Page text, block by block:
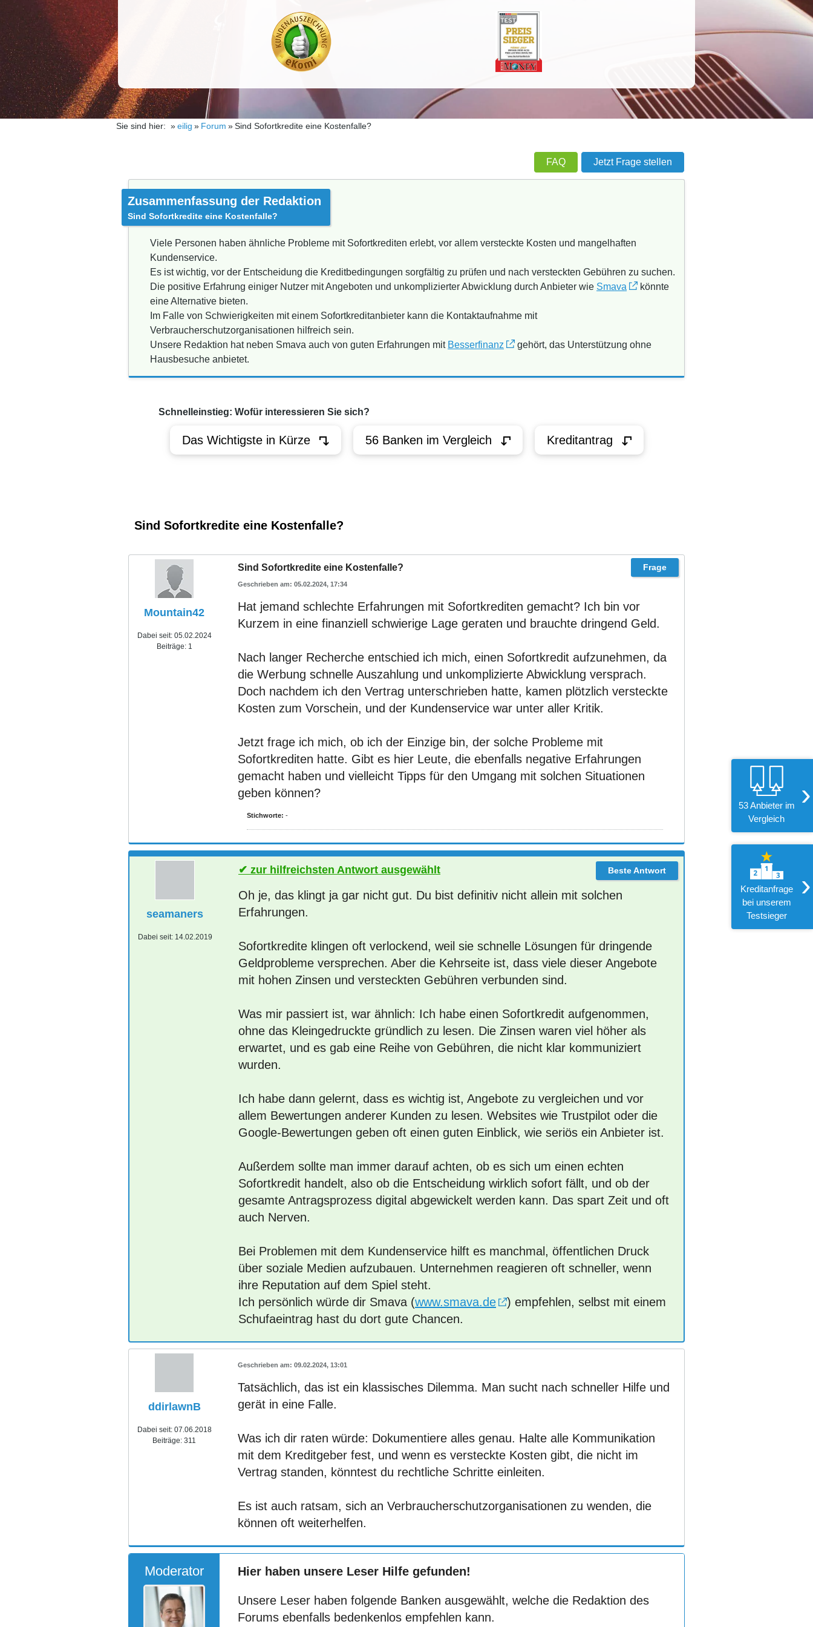
53 Anbieter im
Vergleich
›
Kreditanfrage
bei unserem
Testsieger
›
Sie sind hier: eilig Forum Sind Sofortkredite eine Kostenfalle?
FAQ Jetzt Frage stellen
Zusammenfassung der Redaktion
Sind Sofortkredite eine Kostenfalle?
Viele Personen haben ähnliche Probleme mit Sofortkrediten erlebt, vor allem versteckte Kosten und mangelhaften
Kundenservice.
Es ist wichtig, vor der Entscheidung die Kreditbedingungen sorgfältig zu prüfen und nach versteckten Gebühren zu suchen.
Die positive Erfahrung einiger Nutzer mit Angeboten und unkomplizierter Abwicklung durch Anbieter wie Smava
könnte
eine Alternative bieten.
Im Falle von Schwierigkeiten mit einem Sofortkreditanbieter kann die Kontaktaufnahme mit
Verbraucherschutzorganisationen hilfreich sein.
Unsere Redaktion hat neben Smava auch von guten Erfahrungen mit Besserfinanz
gehört, das Unterstützung ohne
Hausbesuche anbietet.
Schnelleinstieg: Wofür interessieren Sie sich?
Das Wichtigste in Kürze 56 Banken im Vergleich Kreditantrag
Sind Sofortkredite eine Kostenfalle?
Mountain42
Dabei seit: 05.02.2024
Beiträge: 1
Sind Sofortkredite eine Kostenfalle?
05.02.2024, 17:34
Hat jemand schlechte Erfahrungen mit Sofortkrediten gemacht? Ich bin vor
Kurzem in eine finanziell schwierige Lage geraten und brauchte dringend Geld.
Nach langer Recherche entschied ich mich, einen Sofortkredit aufzunehmen, da
die Werbung schnelle Auszahlung und unkomplizierte Abwicklung versprach.
Doch nachdem ich den Vertrag unterschrieben hatte, kamen plötzlich versteckte
Kosten zum Vorschein, und der Kundenservice war unter aller Kritik.
Jetzt frage ich mich, ob ich der Einzige bin, der solche Probleme mit
Sofortkrediten hatte. Gibt es hier Leute, die ebenfalls negative Erfahrungen
gemacht haben und vielleicht Tipps für den Umgang mit solchen Situationen
geben können?
Stichworte: -
seamaners
Dabei seit: 14.02.2019
zur hilfreichsten Antwort ausgewählt
Oh je, das klingt ja gar nicht gut. Du bist definitiv nicht allein mit solchen
Erfahrungen.
Sofortkredite klingen oft verlockend, weil sie schnelle Lösungen für dringende
Geldprobleme versprechen. Aber die Kehrseite ist, dass viele dieser Angebote
mit hohen Zinsen und versteckten Gebühren verbunden sind.
Was mir passiert ist, war ähnlich: Ich habe einen Sofortkredit aufgenommen,
ohne das Kleingedruckte gründlich zu lesen. Die Zinsen waren viel höher als
erwartet, und es gab eine Reihe von Gebühren, die nicht klar kommuniziert
wurden.
Ich habe dann gelernt, dass es wichtig ist, Angebote zu vergleichen und vor
allem Bewertungen anderer Kunden zu lesen. Websites wie Trustpilot oder die
Google-Bewertungen geben oft einen guten Einblick, wie seriös ein Anbieter ist.
Außerdem sollte man immer darauf achten, ob es sich um einen echten
Sofortkredit handelt, also ob die Entscheidung wirklich sofort fällt, und ob der
gesamte Antragsprozess digital abgewickelt werden kann. Das spart Zeit und oft
auch Nerven.
Bei Problemen mit dem Kundenservice hilft es manchmal, öffentlichen Druck
über soziale Medien aufzubauen. Unternehmen reagieren oft schneller, wenn
ihre Reputation auf dem Spiel steht.
Ich persönlich würde dir Smava (www.smava.de
) empfehlen, selbst mit einem
Schufaeintrag hast du dort gute Chancen.
ddirlawnB
Dabei seit: 07.06.2018
Beiträge: 311
09.02.2024, 13:01
Tatsächlich, das ist ein klassisches Dilemma. Man sucht nach schneller Hilfe und
gerät in eine Falle.
Was ich dir raten würde: Dokumentiere alles genau. Halte alle Kommunikation
mit dem Kreditgeber fest, und wenn es versteckte Kosten gibt, die nicht im
Vertrag standen, könntest du rechtliche Schritte einleiten.
Es ist auch ratsam, sich an Verbraucherschutzorganisationen zu wenden, die
können oft weiterhelfen.
Moderator Hier haben unsere Leser Hilfe gefunden!
Unsere Leser haben folgende Banken ausgewählt, welche die Redaktion des
Forums ebenfalls bedenkenlos empfehlen kann.